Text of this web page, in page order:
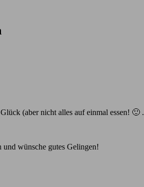
(aber nicht alles auf einmal essen! 🙂 .
und wünsche gutes Gelingen!